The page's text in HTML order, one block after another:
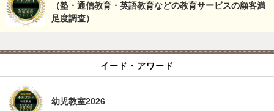
（塾・通信教育・英語教育などの教育サービスの顧客満
足度調査）
イード・アワード
幼児教室2026